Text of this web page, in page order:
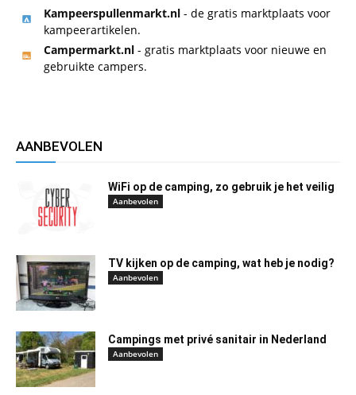
Kampeerspullenmarkt.nl - de gratis marktplaats voor
kampeerartikelen.
Campermarkt.nl - gratis marktplaats voor nieuwe en
gebruikte campers.
AANBEVOLEN
WiFi op de camping, zo gebruik je het veilig
Aanbevolen
TV kijken op de camping, wat heb je nodig?
Aanbevolen
Campings met privé sanitair in Nederland
Aanbevolen